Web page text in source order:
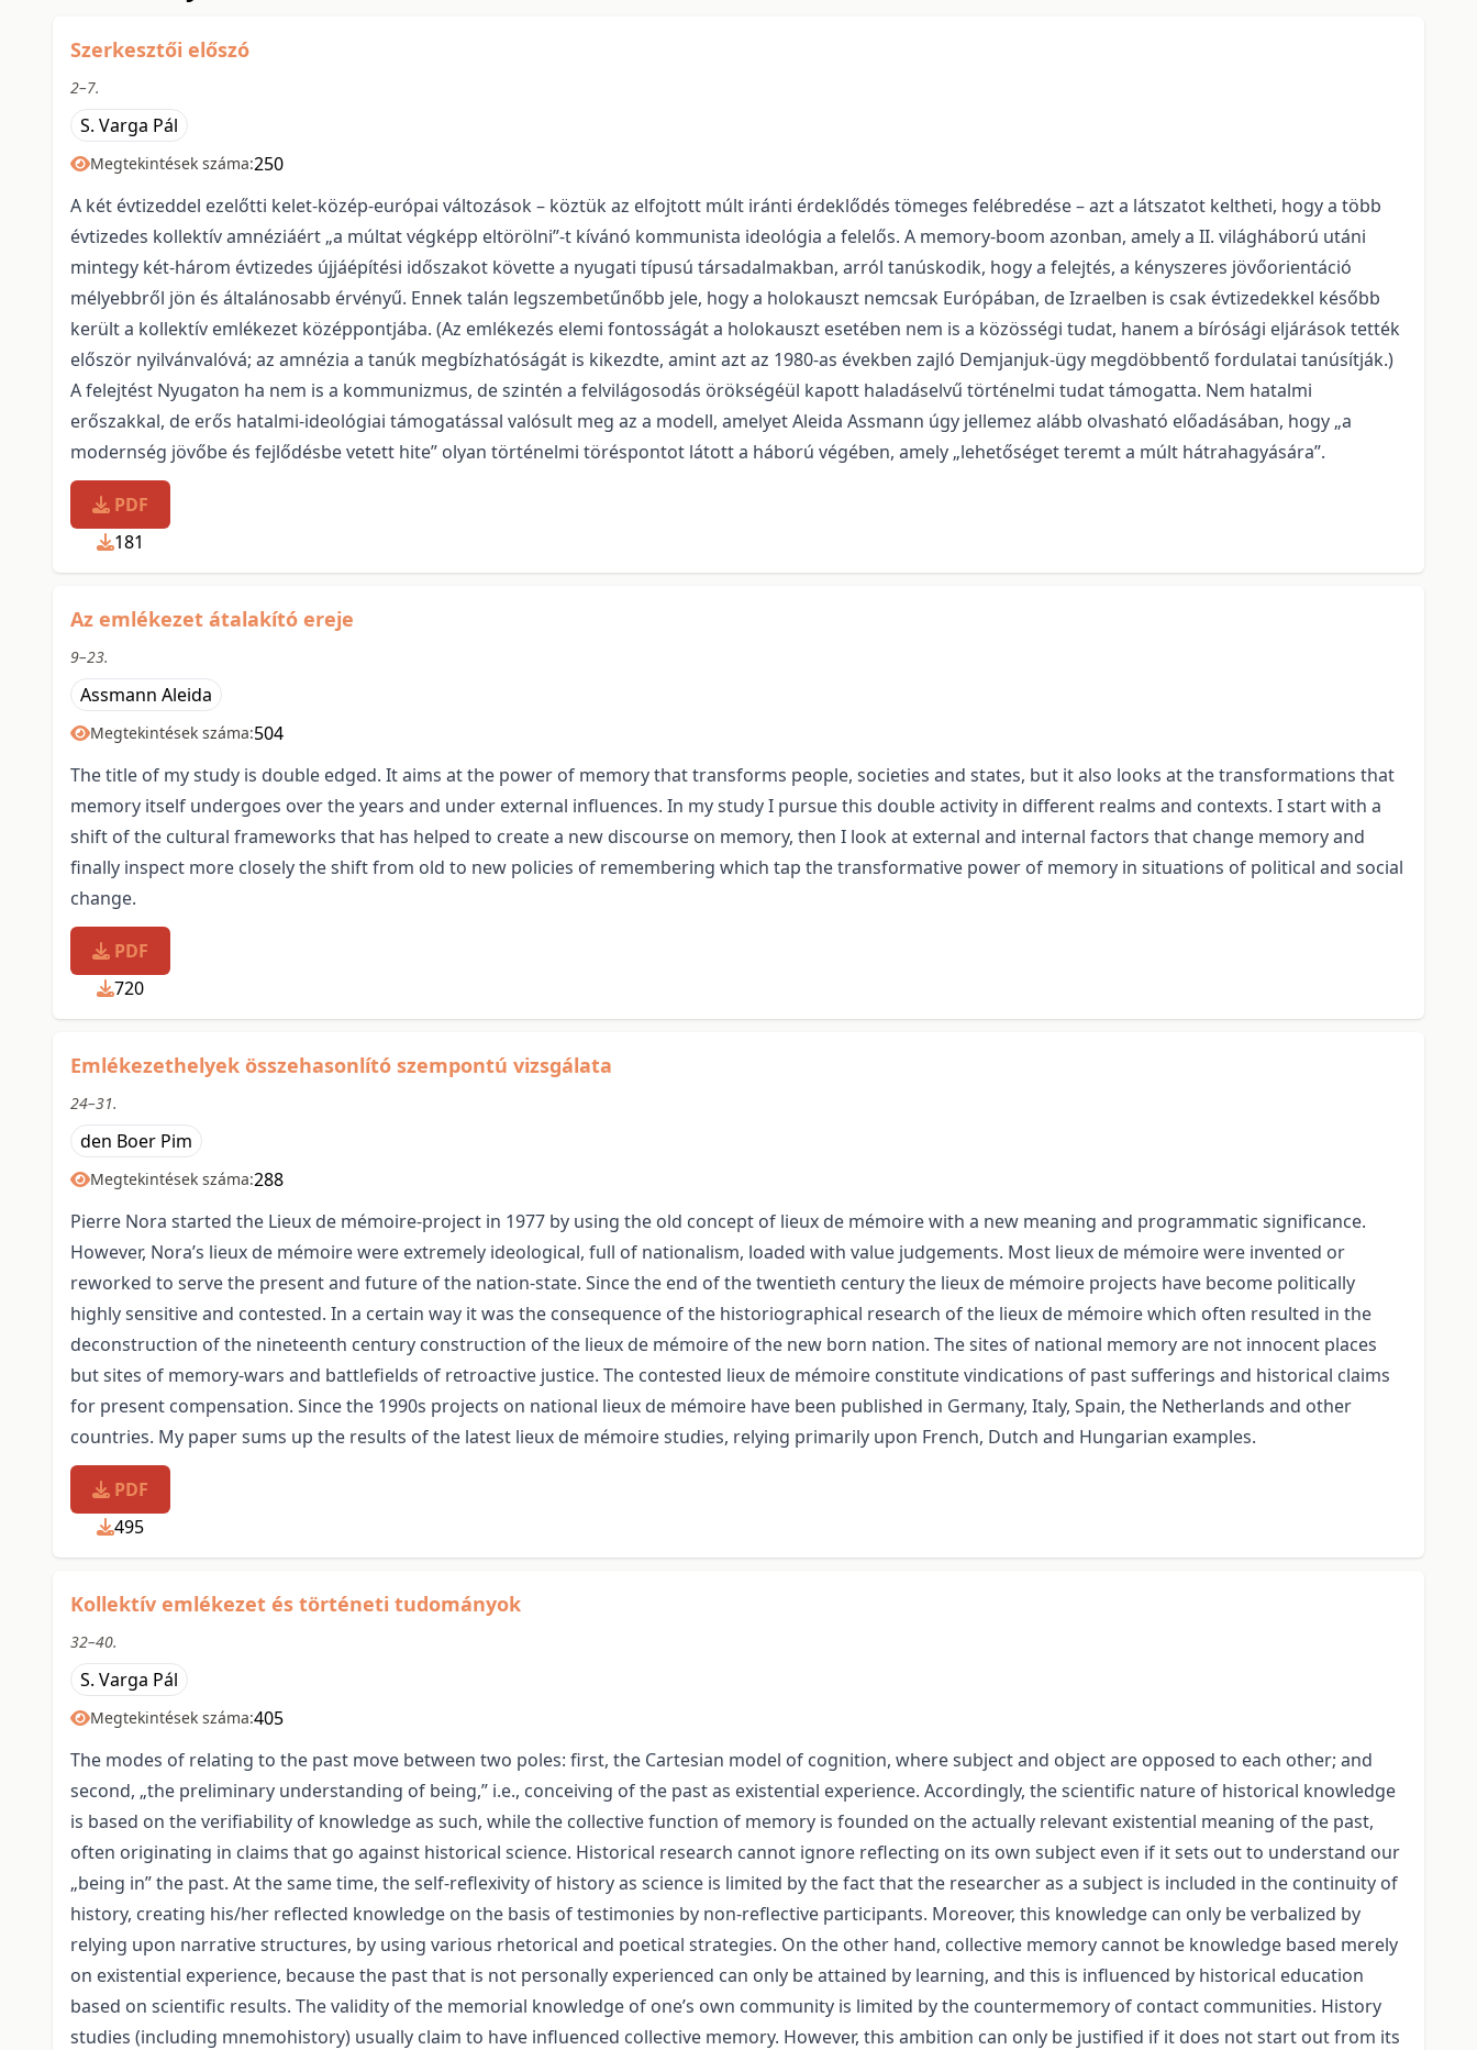
Szerkesztői előszó
2–7.
S. Varga Pál
Megtekintések száma:250
A két évtizeddel ezelőtti kelet-közép-európai változások – köztük az elfojtott múlt iránti érdeklődés tömeges felébredése – azt a látszatot keltheti, hogy a több
évtizedes kollektív amnéziáért „a múltat végképp eltörölni”-t kívánó kommunista ideológia a felelős. A memory-boom azonban, amely a II. világháború utáni
mintegy két-három évtizedes újjáépítési időszakot követte a nyugati típusú társadalmakban, arról tanúskodik, hogy a felejtés, a kényszeres jövőorientáció
mélyebbről jön és általánosabb érvényű. Ennek talán legszembetűnőbb jele, hogy a holokauszt nemcsak Európában, de Izraelben is csak évtizedekkel később
került a kollektív emlékezet középpontjába. (Az emlékezés elemi fontosságát a holokauszt esetében nem is a közösségi tudat, hanem a bírósági eljárások tették
először nyilvánvalóvá; az amnézia a tanúk megbízhatóságát is kikezdte, amint azt az 1980-as években zajló Demjanjuk-ügy megdöbbentő fordulatai tanúsítják.)
A felejtést Nyugaton ha nem is a kommunizmus, de szintén a felvilágosodás örökségéül kapott haladáselvű történelmi tudat támogatta. Nem hatalmi
erőszakkal, de erős hatalmi-ideológiai támogatással valósult meg az a modell, amelyet Aleida Assmann úgy jellemez alább olvasható előadásában, hogy „a
modernség jövőbe és fejlődésbe vetett hite” olyan történelmi töréspontot látott a háború végében, amely „lehetőséget teremt a múlt hátrahagyására”.
PDF
181
Az emlékezet átalakító ereje
9–23.
Assmann Aleida
Megtekintések száma:504
The title of my study is double edged. It aims at the power of memory that transforms people, societies and states, but it also looks at the transformations that
memory itself undergoes over the years and under external influences. In my study I pursue this double activity in different realms and contexts. I start with a
shift of the cultural frameworks that has helped to create a new discourse on memory, then I look at external and internal factors that change memory and
finally inspect more closely the shift from old to new policies of remembering which tap the transformative power of memory in situations of political and social
change.
PDF
720
Emlékezethelyek összehasonlító szempontú vizsgálata
24–31.
den Boer Pim
Megtekintések száma:288
Pierre Nora started the Lieux de mémoire-project in 1977 by using the old concept of lieux de mémoire with a new meaning and programmatic significance.
However, Nora’s lieux de mémoire were extremely ideological, full of nationalism, loaded with value judgements. Most lieux de mémoire were invented or
reworked to serve the present and future of the nation-state. Since the end of the twentieth century the lieux de mémoire projects have become politically
highly sensitive and contested. In a certain way it was the consequence of the historiographical research of the lieux de mémoire which often resulted in the
deconstruction of the nineteenth century construction of the lieux de mémoire of the new born nation. The sites of national memory are not innocent places
but sites of memory-wars and battlefields of retroactive justice. The contested lieux de mémoire constitute vindications of past sufferings and historical claims
for present compensation. Since the 1990s projects on national lieux de mémoire have been published in Germany, Italy, Spain, the Netherlands and other
countries. My paper sums up the results of the latest lieux de mémoire studies, relying primarily upon French, Dutch and Hungarian examples.
PDF
495
Kollektív emlékezet és történeti tudományok
32–40.
S. Varga Pál
Megtekintések száma:405
The modes of relating to the past move between two poles: first, the Cartesian model of cognition, where subject and object are opposed to each other; and
second, „the preliminary understanding of being,” i.e., conceiving of the past as existential experience. Accordingly, the scientific nature of historical knowledge
is based on the verifiability of knowledge as such, while the collective function of memory is founded on the actually relevant existential meaning of the past,
often originating in claims that go against historical science. Historical research cannot ignore reflecting on its own subject even if it sets out to understand our
„being in” the past. At the same time, the self-reflexivity of history as science is limited by the fact that the researcher as a subject is included in the continuity of
history, creating his/her reflected knowledge on the basis of testimonies by non-reflective participants. Moreover, this knowledge can only be verbalized by
relying upon narrative structures, by using various rhetorical and poetical strategies. On the other hand, collective memory cannot be knowledge based merely
on existential experience, because the past that is not personally experienced can only be attained by learning, and this is influenced by historical education
based on scientific results. The validity of the memorial knowledge of one’s own community is limited by the countermemory of contact communities. History
studies (including mnemohistory) usually claim to have influenced collective memory. However, this ambition can only be justified if it does not start out from its